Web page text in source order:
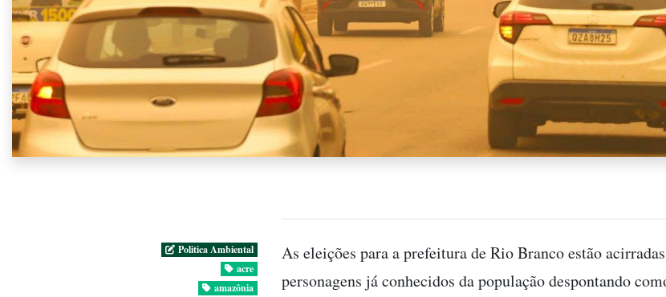
Politica Ambiental
acre
amazônia
As eleições para a prefeitura de Rio Branco estão
personagens já conhecidos da população despontando